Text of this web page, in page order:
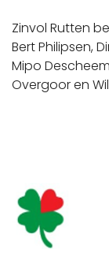
Zinvol Rutten
Bert Philipsen,
Mipo
Overgoor en